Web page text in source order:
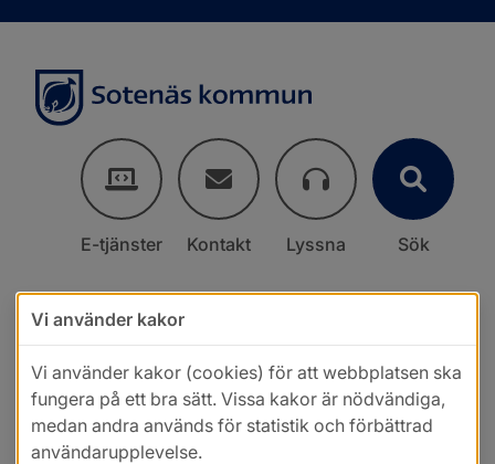
E-tjänster Kontakt Lyssna Sök
Vi använder kakor
Vi använder kakor (cookies) för att webbplatsen ska
fungera på ett bra sätt. Vissa kakor är nödvändiga,
medan andra används för statistik och förbättrad
användarupplevelse.